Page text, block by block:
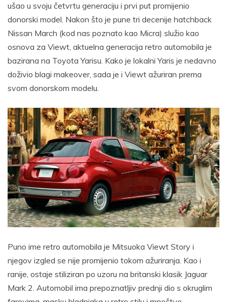
ušao u svoju četvrtu generaciju i prvi put promijenio
donorski model. Nakon što je pune tri decenije hatchback
Nissan March (kod nas poznato kao Micra) služio kao
osnova za Viewt, aktuelna generacija retro automobila je
bazirana na Toyota Yarisu. Kako je lokalni Yaris je nedavno
doživio blagi makeover, sada je i Viewt ažuriran prema
svom donorskom modelu.
Puno ime retro automobila je Mitsuoka Viewt Story i
njegov izgled se nije promijenio tokom ažuriranja. Kao i
ranije, ostaje stiliziran po uzoru na britanski klasik Jaguar
Mark 2. Automobil ima prepoznatljiv prednji dio s okruglim